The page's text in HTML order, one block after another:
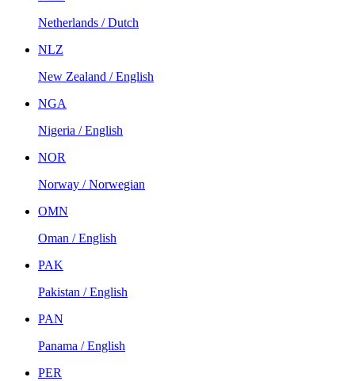
Netherlands / Dutch
NLZ
New Zealand / English
NGA
Nigeria / English
NOR
Norway / Norwegian
OMN
Oman / English
PAK
Pakistan / English
PAN
Panama / English
PER